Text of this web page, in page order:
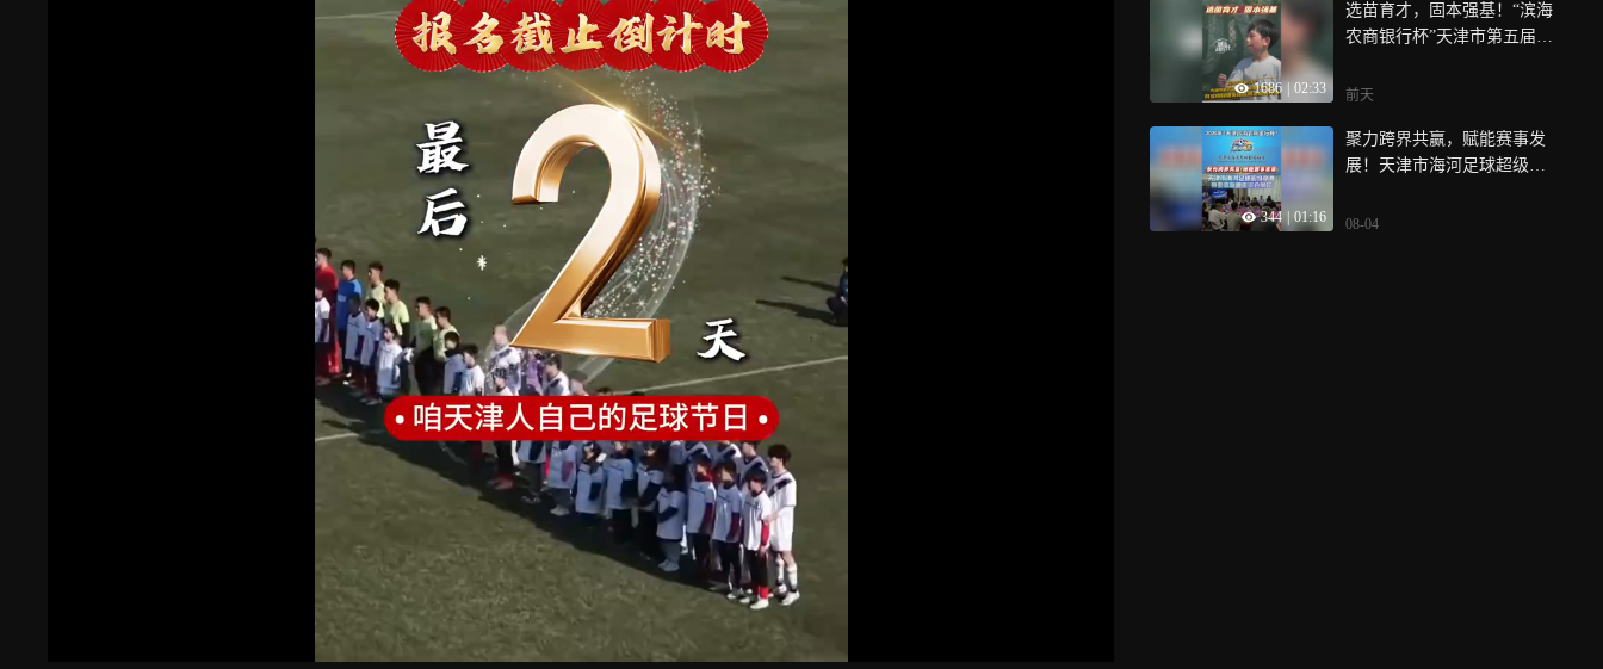
1686 02:33
选苗育才，固本强基！“滨海
农商银行杯”天津市第五届少
精英训练营选拔赛开赛！
前天
344 01:16
聚力跨界共赢，赋能赛事发
展！天津市海河足球超级联
08-04